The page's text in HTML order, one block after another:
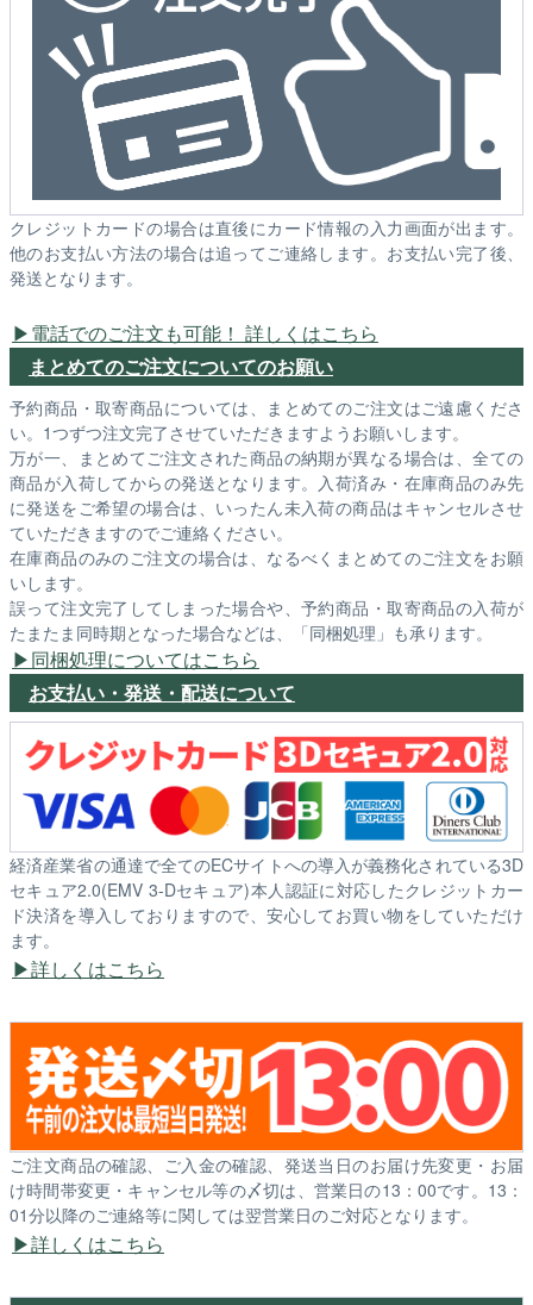
クレジットカードの場合は直後にカード情報の入力画面が出ます。
他のお支払い方法の場合は追ってご連絡します。お支払い完了後、
発送となります。
電話でのご注文も可能！ 詳しくはこちら
まとめてのご注文についてのお願い
予約商品・取寄商品については、まとめてのご注文はご遠慮くださ
い。1つずつ注文完了させていただきますようお願いします。
万が一、まとめてご注文された商品の納期が異なる場合は、全ての
商品が入荷してからの発送となります。入荷済み・在庫商品のみ先
に発送をご希望の場合は、いったん未入荷の商品はキャンセルさせ
ていただきますのでご連絡ください。
在庫商品のみのご注文の場合は、なるべくまとめてのご注文をお願
いします。
誤って注文完了してしまった場合や、予約商品・取寄商品の入荷が
たまたま同時期となった場合などは、「同梱処理」も承ります。
同梱処理についてはこちら
お支払い・発送・配送について
経済産業省の通達で全てのECサイトへの導入が義務化されている3D
セキュア2.0(EMV 3-Dセキュア)本人認証に対応したクレジットカー
ド決済を導入しておりますので、安心してお買い物をしていただけ
ます。
詳しくはこちら
ご注文商品の確認、ご入金の確認、発送当日のお届け先変更・お届
け時間帯変更・キャンセル等の〆切は、営業日の13：00です。13：
01分以降のご連絡等に関しては翌営業日のご対応となります。
詳しくはこちら